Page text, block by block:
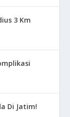
3 Km
Di Jatim!